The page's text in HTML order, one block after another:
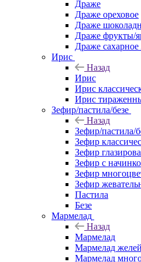
Драже
Драже ореховое
Драже
Драже фрукты/
Драже
Ирис
Назад
Ирис
Ирис
Ирис
Зефир/пастила/безе
Назад
Зефир/пастила/
Зефир
Зефир
Зефир с
Зефир
Зефир
Пастила
Безе
Мармелад
Назад
Мармелад
Мармелад
Мармелад